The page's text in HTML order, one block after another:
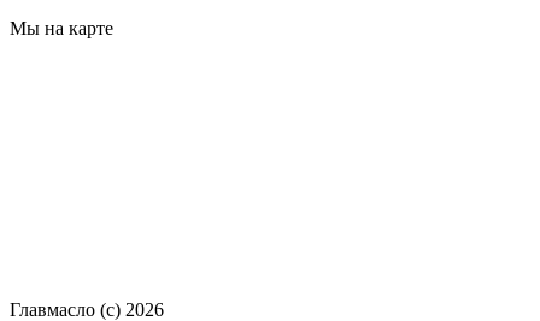
Мы на карте
Главмасло (с) 2026